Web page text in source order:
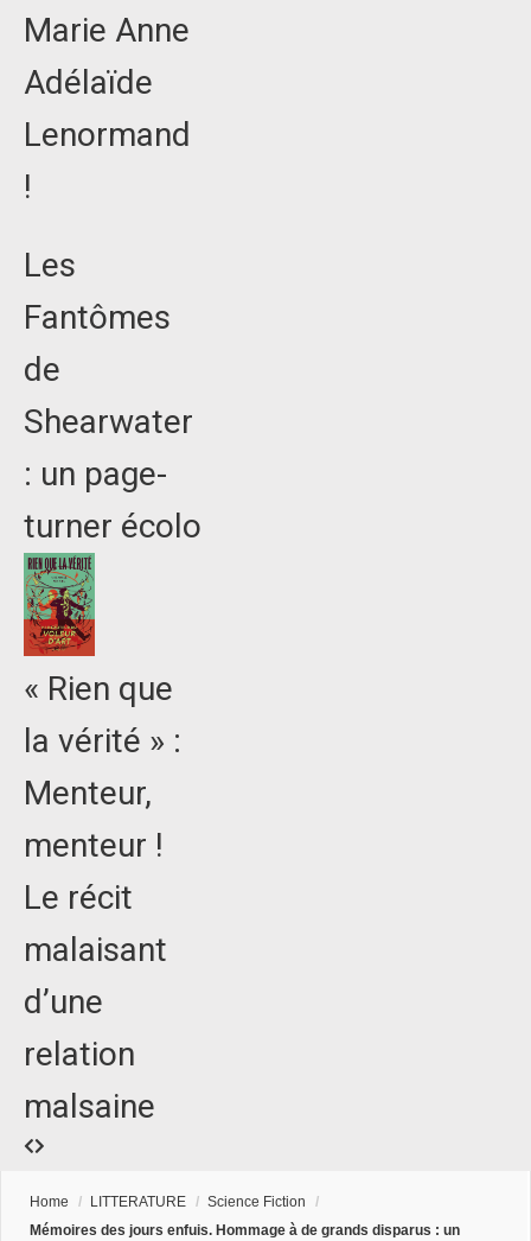
Marie Anne
Adélaïde
Lenormand
!
Les
Fantômes
de
Shearwater
: un page-
turner écolo
« Rien que
la vérité » :
Menteur,
menteur !
Le récit
malaisant
d’une
relation
malsaine
Home / LITTERATURE / Science Fiction
/
Mémoires des jours enfuis. Hommage à de grands disparus : un